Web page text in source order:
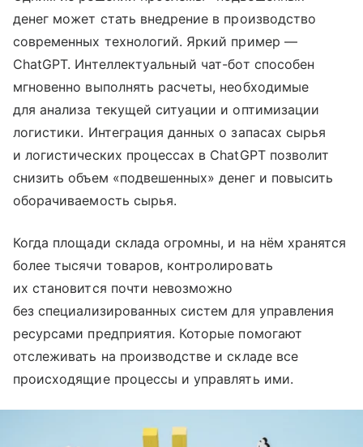
денег может стать внедрение в производство
современных технологий. Яркий пример —
ChatGPT. Интеллектуальный чат-бот способен
мгновенно выполнять расчеты, необходимые
для анализа текущей ситуации и оптимизации
логистики. Интеграция данных о запасах сырья
и логистических процессах в ChatGPT позволит
снизить объем «подвешенных» денег и повысить
оборачиваемость сырья.
Когда площади склада огромны, и на нём хранятся
более тысячи товаров, контролировать
их становится почти невозможно
без специализированных систем для управления
ресурсами предприятия. Которые помогают
отслеживать на производстве и складе все
происходящие процессы и управлять ими.